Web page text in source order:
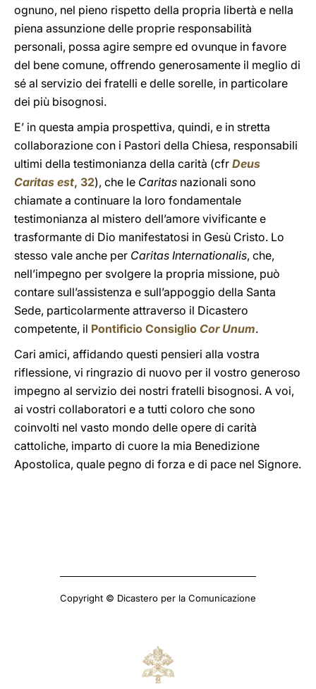
ognuno, nel pieno rispetto della propria libertà e nella
piena assunzione delle proprie responsabilità
personali, possa agire sempre ed ovunque in favore
del bene comune, offrendo generosamente il meglio di
sé al servizio dei fratelli e delle sorelle, in particolare
dei più bisognosi.
E’ in questa ampia prospettiva, quindi, e in stretta
collaborazione con i Pastori della Chiesa, responsabili
ultimi della testimonianza della carità (cfr Deus
Caritas est, 32), che le Caritas nazionali sono
chiamate a continuare la loro fondamentale
testimonianza al mistero dell’amore vivificante e
trasformante di Dio manifestatosi in Gesù Cristo. Lo
stesso vale anche per Caritas Internationalis, che,
nell’impegno per svolgere la propria missione, può
contare sull’assistenza e sull’appoggio della Santa
Sede, particolarmente attraverso il Dicastero
competente, il Pontificio Consiglio Cor Unum.
Cari amici, affidando questi pensieri alla vostra
riflessione, vi ringrazio di nuovo per il vostro generoso
impegno al servizio dei nostri fratelli bisognosi. A voi,
ai vostri collaboratori e a tutti coloro che sono
coinvolti nel vasto mondo delle opere di carità
cattoliche, imparto di cuore la mia Benedizione
Apostolica, quale pegno di forza e di pace nel Signore.
Copyright © Dicastero per la Comunicazione